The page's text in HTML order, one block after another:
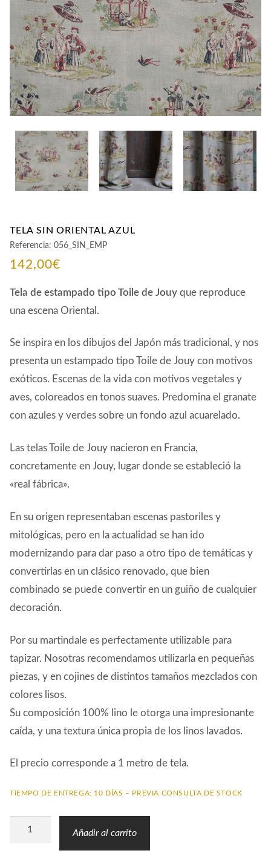
CONTACTO
TELA SIN ORIENTAL AZUL
Referencia: 056_SIN_EMP
142,00€
Tela de estampado tipo Toile de Jouy que reproduce
una escena Oriental.
Se inspira en los dibujos del Japón más tradicional, y nos
presenta un estampado tipo Toile de Jouy con motivos
exóticos. Escenas de la vida con motivos vegetales y
aves, coloreados en tonos suaves. Predomina el granate
con azules y verdes sobre un fondo azul acuarelado.
Las telas Toile de Jouy nacieron en Francia,
concretamente en Jouy, lugar donde se estableció la
«real fábrica».
En su origen representaban escenas pastoriles y
mitológicas, pero en la actualidad se han ido
modernizando para dar paso a otro tipo de temáticas y
convertirlas en un clásico renovado, que bien
combinado se puede convertir en un guiño de cualquier
decoración.
Por su martindale es perfectamente utilizable para
tapizar. Nosotras recomendamos utilizarla en pequeñas
piezas, y en cojines de distintos tamaños mezclados con
colores lisos.
Su composición 100% lino le otorga una impresionante
caída, y una textura única propia de los linos lavados.
El precio corresponde a 1 metro de tela.
TIEMPO DE ENTREGA: 10 DÍAS – PREVIA CONSULTA DE STOCK
Añadir al carrito